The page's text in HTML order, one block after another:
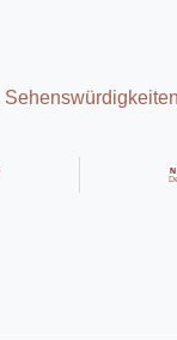
Sehenswürdigkeiten